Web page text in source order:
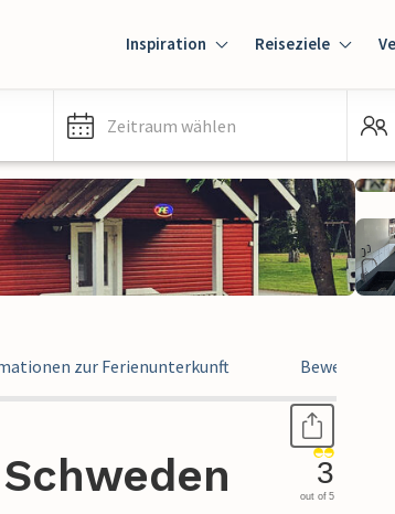
Inspiration Reiseziele
Zeitraum wählen
zur Ferienunterkunft Bewertungen
3
out of 5